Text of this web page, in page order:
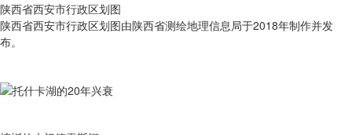
陕西省西安市行政区划图
陕西省西安市行政区划图由陕西省测绘地理信息局于2018年制作并发
布。